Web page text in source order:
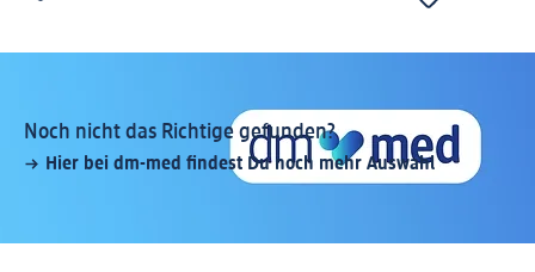
Noch nicht das Richtige gefunden?
Hier bei dm-med findest Du noch mehr Auswahl